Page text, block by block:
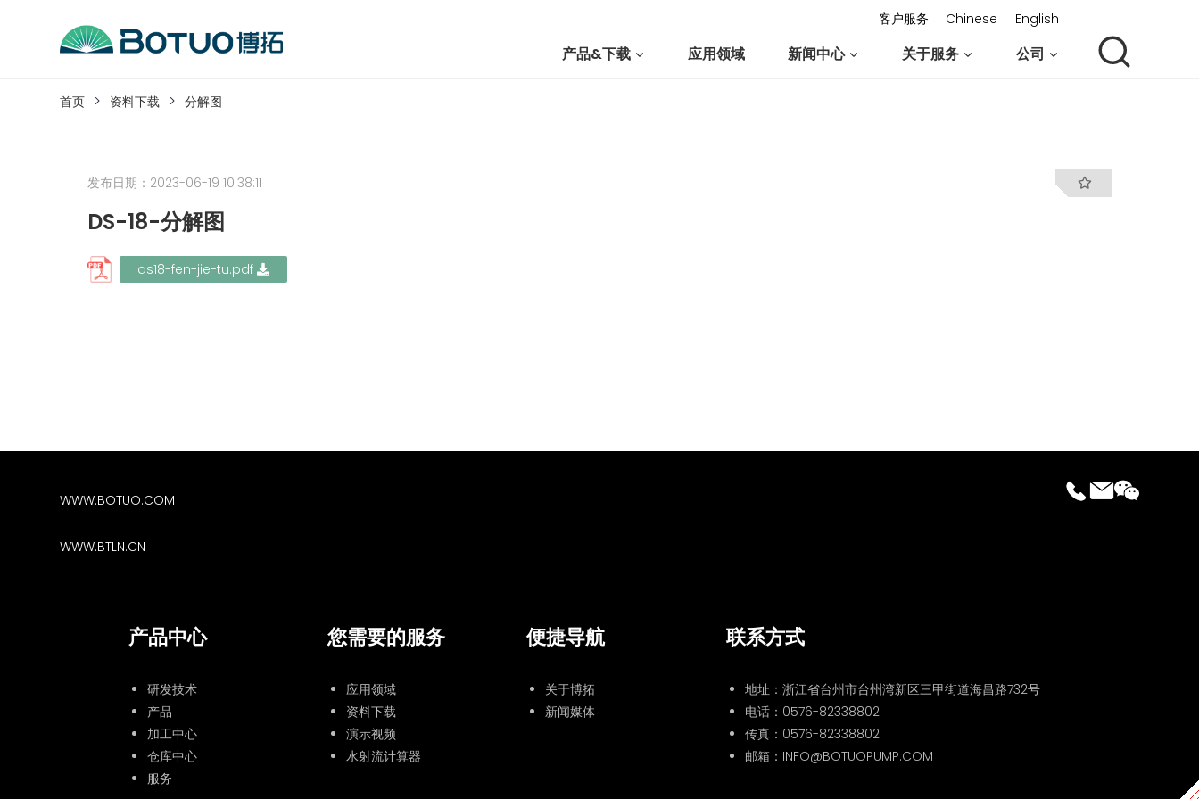
客户服务
如果您遇到任何疑问，可以通过以下方式联系我们
工作日热线电话：
0576-82338802
客户服务 Chinese English
产品&下载 应用领域 新闻中心 关于服务 公司
首页 资料下载 分解图
发布日期：2023-06-19 10:38:11
DS-18-分解图
ds18-fen-jie-tu.pdf
WWW.BOTUO.COM
WWW.BTLN.CN
产品中心
研发技术
产品
加工中心
仓库中心
服务
您需要的服务
应用领域
资料下载
演示视频
水射流计算器
便捷导航
关于博拓
新闻媒体
联系方式
地址：浙江省台州市台州湾新区三甲街道海昌路732号
电话： 0576-82338802
传真：0576-82338802
邮箱：INFO@BOTUOPUMP.COM